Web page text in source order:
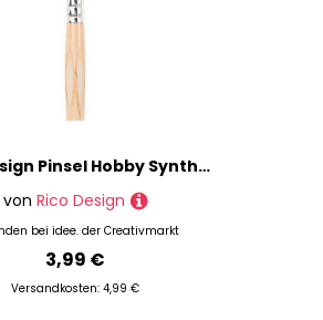
Rico Design Pinsel Hobby Synthetic Ergonomic rund 12
von Rico Design
bei idee. der Creativmarkt
3,99 €
Versandkosten: 4,99 €